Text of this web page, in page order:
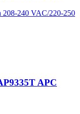
208-240 VAC/220-250
APC